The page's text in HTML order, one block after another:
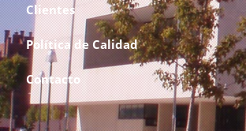
Clientes
Política de Calidad
Contacto